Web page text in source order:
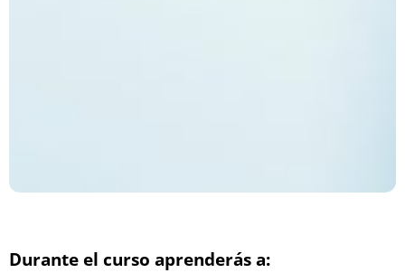
Durante el curso aprenderás a: